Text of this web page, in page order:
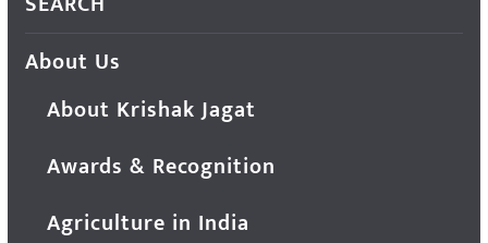
About Us
About Krishak Jagat
Awards & Recognition
Agriculture in India